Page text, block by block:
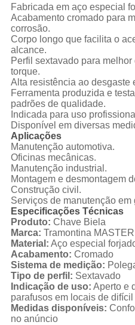
Fabricada em aço especial
Acabamento cromado para
corrosão.
Corpo longo que facilita o
alcance.
Perfil sextavado para
torque.
Alta resistência ao desgaste
Ferramenta produzida e
padrões de qualidade.
Indicada para uso
Disponível em diversas
Aplicações
Manutenção automotiva.
Oficinas mecânicas.
Manutenção industrial.
Montagem e desmontagem
Construção civil.
Serviços de manutenção em
Especificações Técnicas
Produto: Chave Biela
Marca: Tramontina MASTER
Material: Aço especial
Acabamento: Cromado
Sistema de medição:
Tipo de perfil: Sextavado
Indicação de uso: Aperto e
parafusos em locais de difícil
Medidas disponíveis:
no anúncio